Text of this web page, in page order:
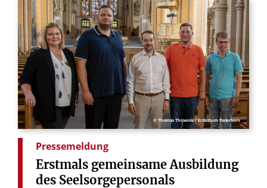
© Thomas Throenle / Erzbistum Paderborn
Pressemeldung
Erstmals gemeinsame Ausbildung
des Seelsorgepersonals